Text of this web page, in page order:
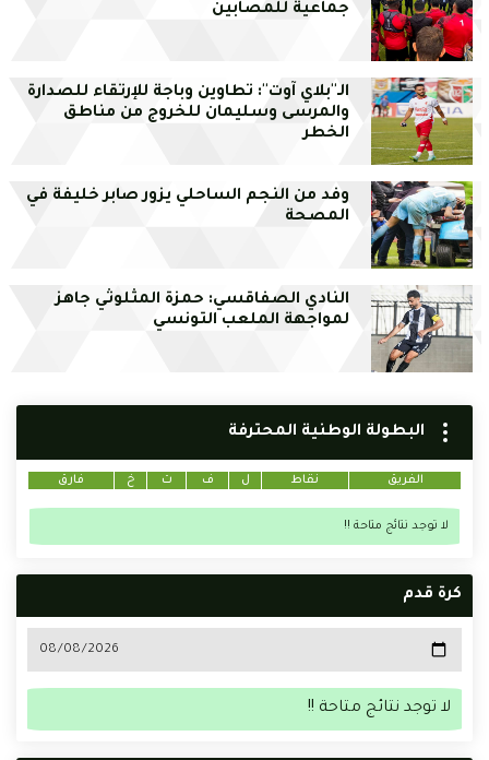
جماعية للمصابين
الـ''بلاي آوت'': تطاوين وباجة للإرتقاء للصدارة
والمرسى وسليمان للخروج من مناطق
الخطر
وفد من النجم الساحلي يزور صابر خليفة في
المصحة
النادي الصفاقسي: حمزة المثلوثي جاهز
لمواجهة الملعب التونسي
البطولة الوطنية المحترفة
الفريق نقاط ل ف ت خ فارق
لا توجد نتائج متاحة !!
كرة قدم
لا توجد نتائج متاحة !!